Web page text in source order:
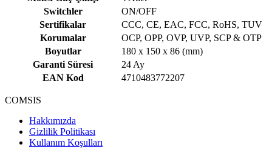
Switchler
ON/OFF
Sertifikalar
CCC, CE, EAC, FCC, RoHS, TUV
Korumalar
OCP, OPP, OVP, UVP, SCP & OTP
Boyutlar
180 x 150 x 86 (mm)
Garanti Süresi
24 Ay
EAN Kod
4710483772207
COMSIS
Hakkımızda
Gizlilik Politikası
Kullanım Koşulları